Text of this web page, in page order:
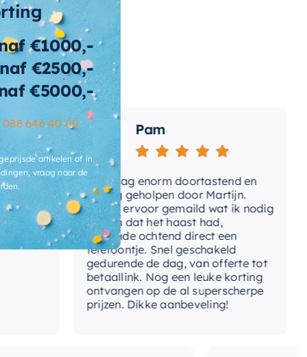
3/8"
Messing
Messing
Hotbath
coldstart Ja
Hoog
Draaibare uitloop
C-uitloop
Warm & koud water
Pam
Vandaag enorm doortastend en
prettig geholpen door Martijn.
Avond ervoor gemaild wat ik nodig
had en dat het haast had,
volgende ochtend direct een
telefoontje. Snel geschakeld
gedurende de dag, van offerte tot
betaallink. Nog een leuke korting
ontvangen op de al superscherpe
prijzen. Dikke aanbeveling!
€1000,-
€2500,-
€5000,-
088 646 40 00
artikelen of in
vraag naar de